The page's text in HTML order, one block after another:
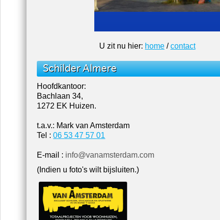
U zit nu hier: home /contact
Schilder Almere
Hoofdkantoor:
Bachlaan 34,
1272 EK Huizen.
t.a.v.: Mark van Amsterdam
Tel :06 53 47 57 01
E-mail : info@vanamsterdam.com
(Indien u foto's wilt bijsluiten.)